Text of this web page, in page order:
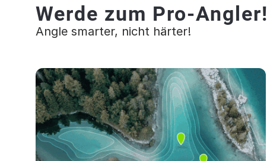
Werde zum Pro-Angler!
Angle smarter, nicht härter!